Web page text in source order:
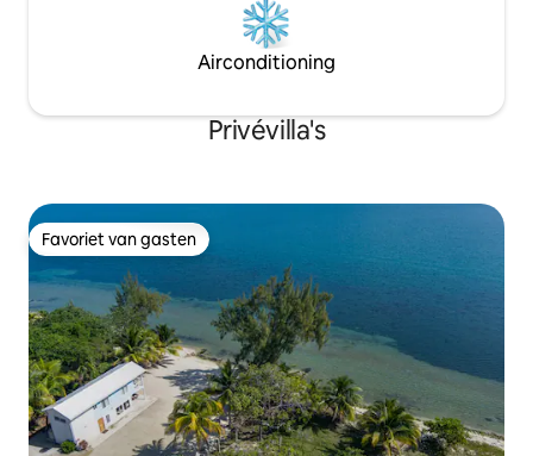
Airconditioning
Privévilla's
Favoriet van gasten
Favoriet van gasten